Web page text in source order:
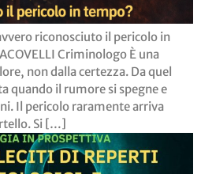
riconosciuto il pericolo in
Criminologo È una
non dalla certezza. Da quel
quando il rumore si spegne e
Il pericolo raramente arriva
Si […]